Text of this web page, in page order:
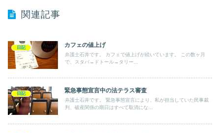
関連記事
日記 カフェの値上げ
弁護士石井です。 カフェで値上げが続いています。 この数ヶ月
で、スタバ→ドトール→タリー...
日記 緊急事態宣言中の法テラス審査
弁護士石井です。 緊急事態宣言により、私が担当していた民事裁
判、破産関係の期日はすべて取消にな...